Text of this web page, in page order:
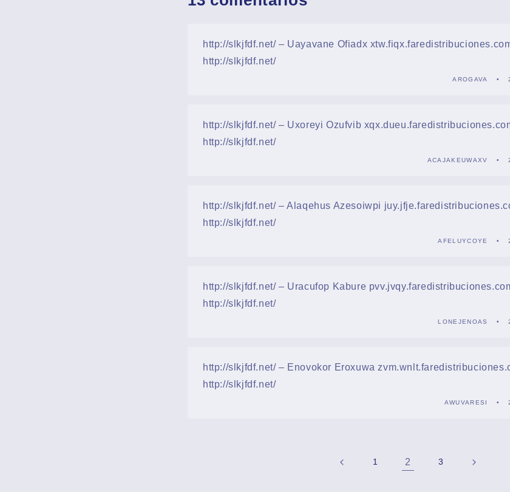
http://slkjfdf.net/ – Uayavane Ofiadx
http://slkjfdf.net/
AROGAVA
http://slkjfdf.net/ – Uxoreyi Ozufvib
http://slkjfdf.net/
ACAJAKEUWAXV
http://slkjfdf.net/ – Alaqehus Azesoiwpi
http://slkjfdf.net/
AFELUYCOYE
http://slkjfdf.net/ – Uracufop Kabure
http://slkjfdf.net/
LONEJENOAS
http://slkjfdf.net/ – Enovokor Eroxuwa
http://slkjfdf.net/
AWUVARESI
1 2 3